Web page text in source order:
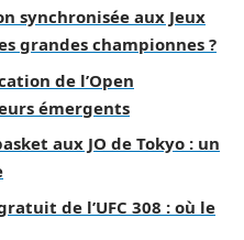
synchronisée aux Jeux
grandes championnes ?
de l’Open
émergents
aux JO de Tokyo : un
de l’UFC 308 : où le